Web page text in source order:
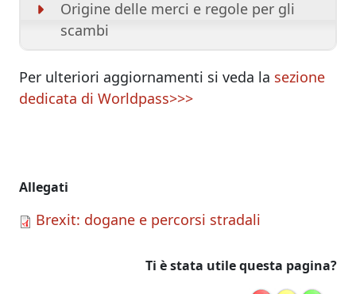
Origine delle merci e regole per gli
scambi
Per ulteriori aggiornamenti si veda la sezione
dedicata di Worldpass>>>
Allegati
Brexit: dogane e percorsi stradali
Ti è stata utile questa pagina?